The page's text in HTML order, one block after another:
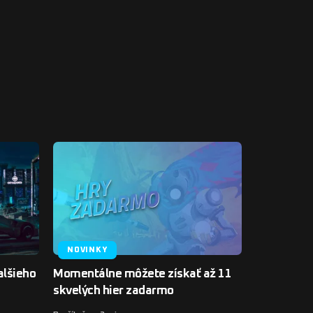
NOVINKY
Momentálne môžete získať až 11
skvelých hier zadarmo